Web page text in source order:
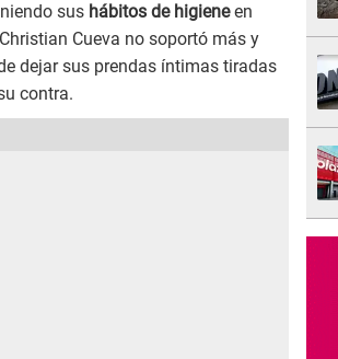
sus hábitos de higieneen
Cueva no soportó más y
dejar sus prendas íntimas tiradas
contra.